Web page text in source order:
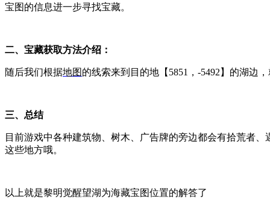
宝图的信息进一步寻找宝藏。
二、宝藏获取方法介绍：
随后我们根据地图的线索来到目的地【 5851，-5492】的湖边
三、总结
目前游戏中各种建筑物、树木、广告牌的旁边都会有拾荒者
这些地方哦。
以上就是黎明觉醒望湖为海藏宝图位置的解答了